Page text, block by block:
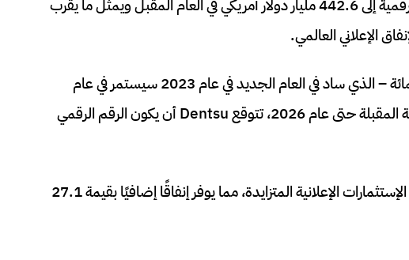
ويتوقع التقرير أن يصل الإنفاق على الإعلانات الرقمية إلى 442.6 مليار دولار أمريكي في العام المقبل ويمثل ما يقرب
في حين أن التباطؤ إلى نمو برقم واحد – 6.3 بالمائة – الذي ساد في العام الجديد في عام 2023 سيستمر في عام
2024 وسيستقر في النهاية خلال السنوات القليلة المقبلة حتى عام 2026، تتوقع Dentsu أن يكون الرقم الرقمي
ستكون التكنولوجيا الرقمية مسؤولة عن معظم الإستثمارات الإعلانية المتزايدة، مما يوفر إنفاقًا إضافيًا بقيمة 27.1